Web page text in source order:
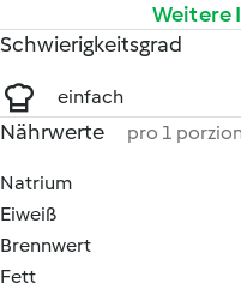
Weitere
Schwierigkeitsgrad
einfach
Nährwerte pro 1
Natrium
Eiweiß
Brennwert
Fett